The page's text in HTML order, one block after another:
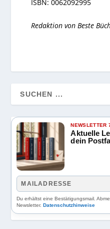
ISBN: 0062092995
Redaktion von Beste
NEWSLETTER
Aktuelle
dein
Du erhältst eine Bestätigungsmail.
Newsletter.Datenschutzhinweise